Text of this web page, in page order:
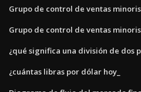
Grupo de control de ventas
Grupo de control de ventas
¿qué significa una división de dos
¿cuántas libras por dólar hoy_